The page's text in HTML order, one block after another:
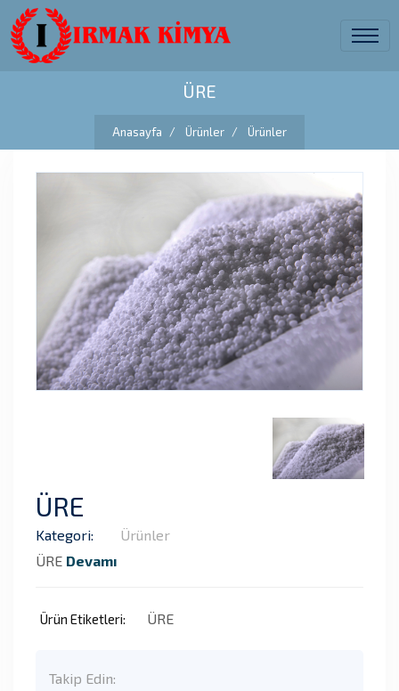
ÜRE
Anasayfa Ürünler Ürünler
ÜRE
Kategori:
Ürünler
ÜRE Devamı
Ürün Etiketleri: ÜRE
Takip Edin: